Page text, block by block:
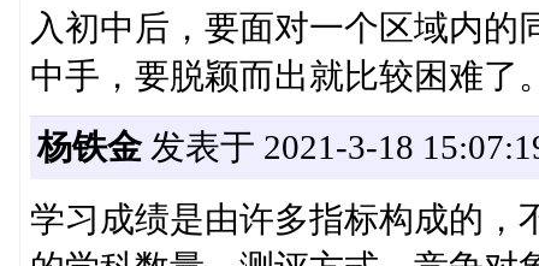
入初中后，要面对一个区域内
中手，要脱颖而出就比较困难了
杨铁金发表于 2021-3-18
学习成绩是由许多指标构成的，